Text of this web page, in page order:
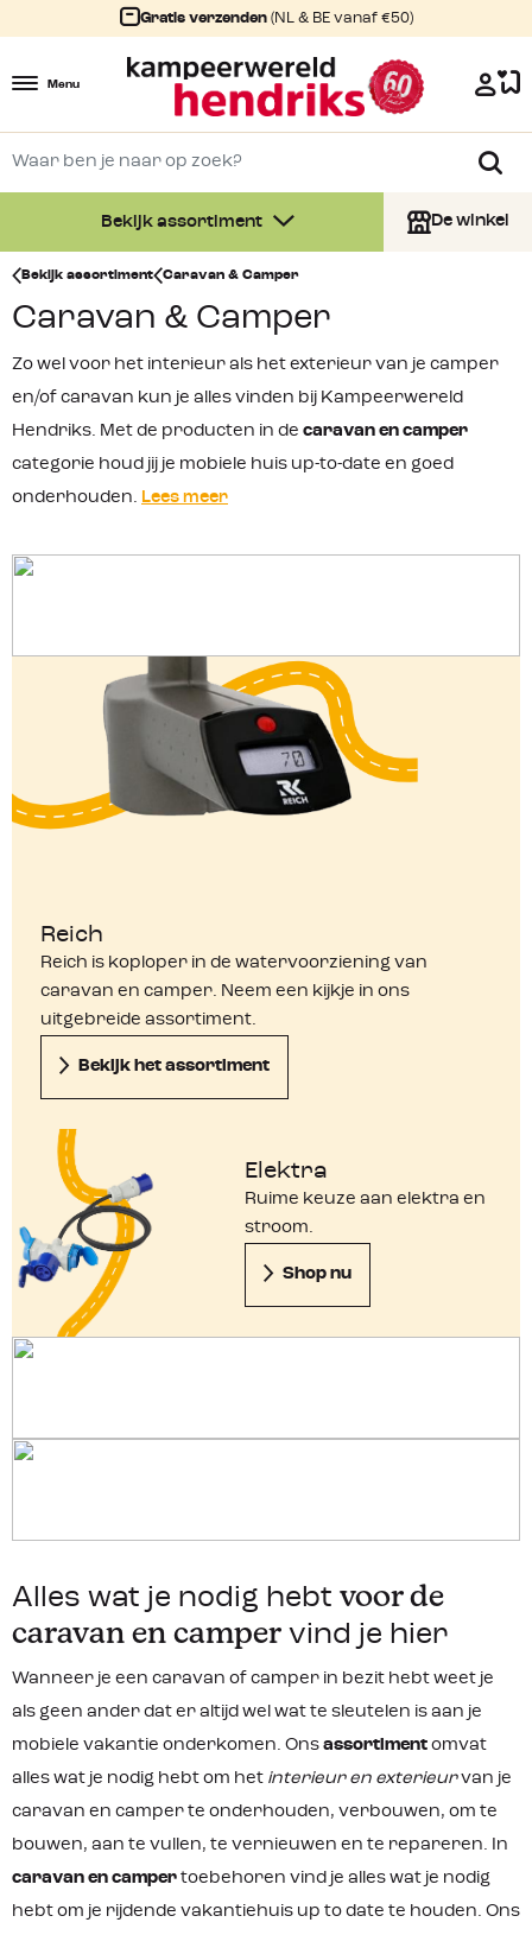
Gratis verzenden (NL & BE vanaf €50)
Menu
Bekijk assortiment De winkel
Bekijk assortiment Caravan & Camper
Caravan & Camper
Zo wel voor het interieur als het exterieur van je camper
en/of caravan kun je alles vinden bij Kampeerwereld
Hendriks. Met de producten in de caravan en camper
categorie houd jij je mobiele huis up-to-date en goed
onderhouden. Lees meer
Reich
Reich is koploper in de watervoorziening van
caravan en camper. Neem een kijkje in ons
uitgebreide assortiment.
Bekijk het assortiment
Elektra
Ruime keuze aan elektra en
stroom.
Shop nu
Alles wat je nodig hebt voor de
caravan en camper vind je hier
Wanneer je een caravan of camper in bezit hebt weet je
als geen ander dat er altijd wel wat te sleutelen is aan je
mobiele vakantie onderkomen. Ons assortiment omvat
alles wat je nodig hebt om het interieur en exterieurvan je
caravan en camper te onderhouden, verbouwen, om te
bouwen, aan te vullen, te vernieuwen en te repareren. In
caravan en camper toebehoren vind je alles wat je nodig
hebt om je rijdende vakantiehuis up to date te houden. Ons